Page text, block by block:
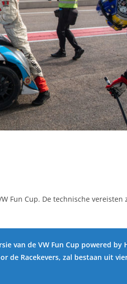
Fun Cup. De technische
van de VW Fun Cup powered by
de Racekevers, zal bestaan uit